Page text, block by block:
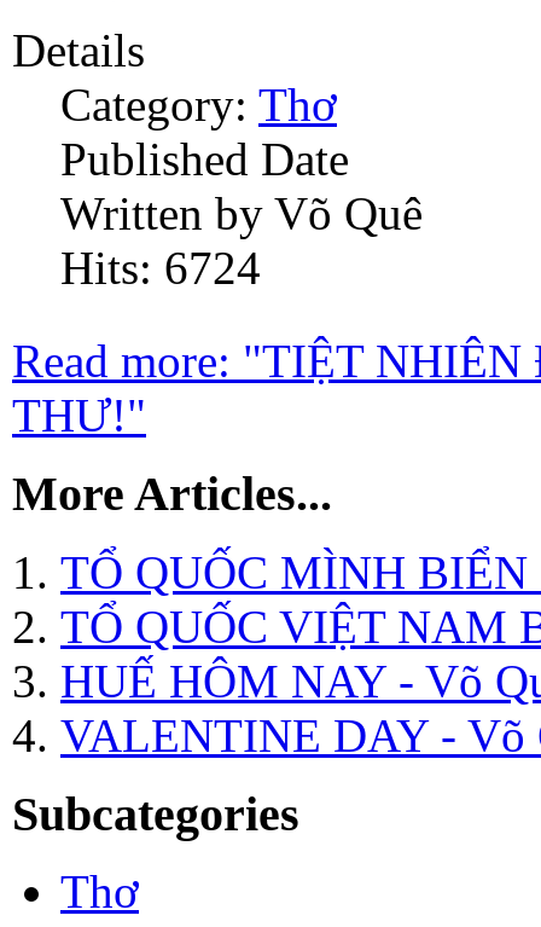
Details
Category: Thơ
Published Date
Written by Võ Quê
Hits: 6724
Read more: "TIỆT
THƯ!"
More Articles...
TỔ QUỐC MÌNH
TỔ QUỐC VIỆT NAM
HUẾ HÔM NAY - Võ
VALENTINE DAY - Võ
Subcategories
Thơ